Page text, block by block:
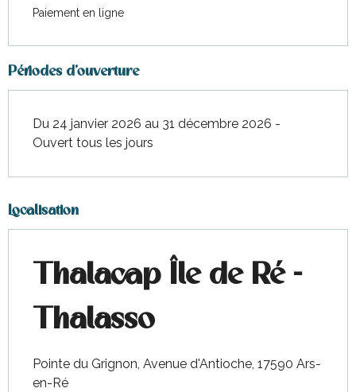
Paiement en ligne
Périodes d'ouverture
Du 24 janvier 2026 au 31 décembre 2026 -
Ouvert tous les jours
Localisation
Thalacap Île de Ré -
Thalasso
Pointe du Grignon, Avenue d'Antioche, 17590 Ars-
en-Ré